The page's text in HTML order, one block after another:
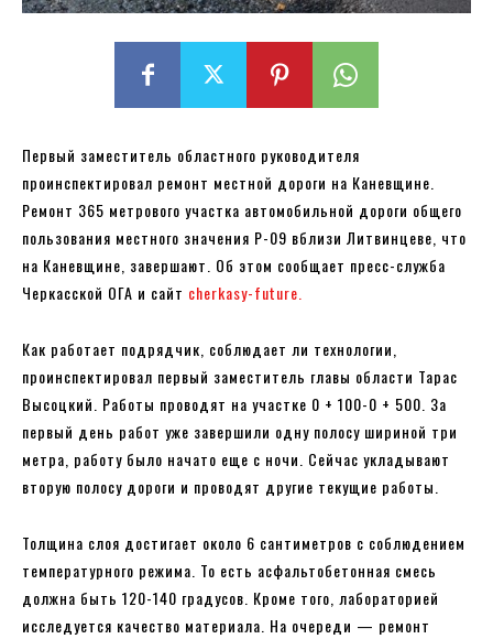
Первый заместитель областного руководителя
проинспектировал ремонт местной дороги на Каневщине.
Ремонт 365 метрового участка автомобильной дороги общего
пользования местного значения Р-09 вблизи Литвинцеве, что
на Каневщине, завершают. Об этом сообщает пресс-служба
Черкасской ОГА и сайт cherkasy-future.
Как работает подрядчик, соблюдает ли технологии,
проинспектировал первый заместитель главы области Тарас
Высоцкий. Работы проводят на участке 0 + 100-0 + 500. За
первый день работ уже завершили одну полосу шириной три
метра, работу было начато еще с ночи. Сейчас укладывают
вторую полосу дороги и проводят другие текущие работы.
Толщина слоя достигает около 6 сантиметров с соблюдением
температурного режима. То есть асфальтобетонная смесь
должна быть 120-140 градусов. Кроме того, лабораторией
исследуется качество материала. На очереди — ремонт